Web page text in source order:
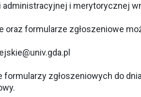
i merytorycznej
oraz formularze zgłoszeniowe
formularzy zgłoszeniowych do